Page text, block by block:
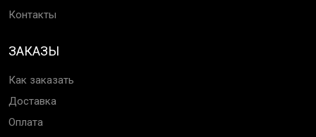
Контакты
ЗАКАЗЫ
Как заказать
Доставка
Оплата